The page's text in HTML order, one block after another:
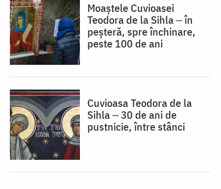
Moaștele Cuvioasei
Teodora de la Sihla ‒ în
peșteră, spre închinare,
peste 100 de ani
Cuvioasa Teodora de la
Sihla ‒ 30 de ani de
pustnicie, între stânci